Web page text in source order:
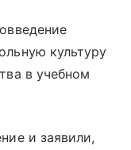
культуру
в учебном
и заявили,